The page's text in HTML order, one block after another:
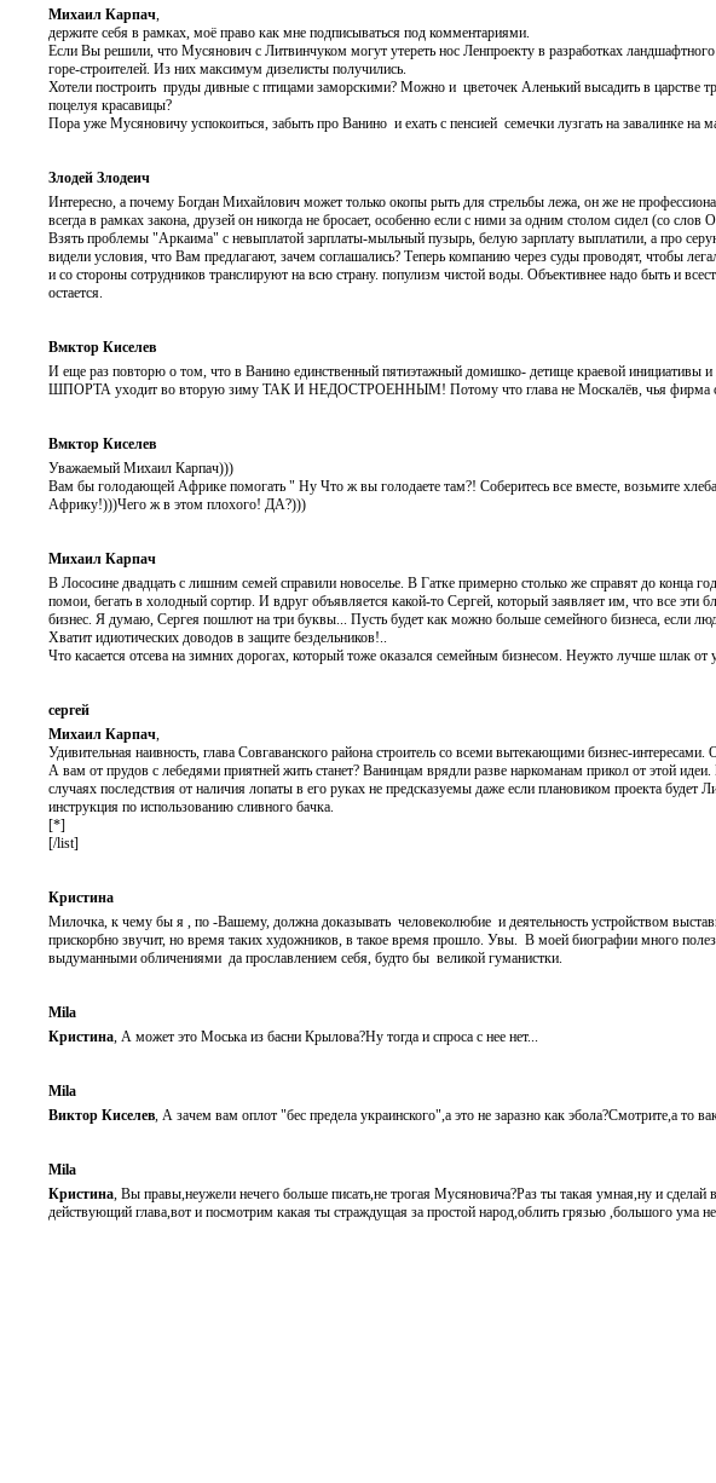
Михаил Карпач
держите себя в рамках, моё право как мне подписываться под комментариями.
Если Вы решили, что Мусянович с Литвинчуком могут утереть нос Ленпроекту в разработках
горе-строителей. Из них максимум дизелисты получились.
Хотели построить пруды дивные с птицами заморскими? Можно и цветочек Аленький высадить в
поцелуя красавицы?
Пора уже Мусяновичу успокоиться, забыть про Ванино и ехать с пенсией семечки лузгать на завалинке на
Злодей Злодеич
Интересно, а почему Богдан Михайлович может только окопы рыть для стрельбы лежа, он же не
всегда в рамках закона, друзей он никогда не бросает, особенно если с ними за одним столом сидел (со
Взять проблемы "Аркаима" с невыплатой зарплаты-мыльный пузырь, белую зарплату выплатили, а про
видели условия, что Вам предлагают, зачем соглашались? Теперь компанию через суды проводят, чтобы
и со стороны сотрудников транслируют на всю страну. популизм чистой воды. Объективнее надо быть и
остается.
Вмктор Киселев
И еще раз повторю о том, что в Ванино единственный пятиэтажный домишко- детище краевой инициативы и
ШПОРТА уходит во вторую зиму ТАК И НЕДОСТРОЕННЫМ! Потому что глава не Москалёв, чья фирма
Вмктор Киселев
Уважаемый Михаил Карпач)))
Вам бы голодающей Африке помогать " Ну Что ж вы голодаете там?! Соберитесь все вместе, возьмите
Африку!)))Чего ж в этом плохого! ДА?)))
Михаил Карпач
В Лососине двадцать с лишним семей справили новоселье. В Гатке примерно столько же справят до конца
помои, бегать в холодный сортир. И вдруг объявляется какой-то Сергей, который заявляет им, что все эти
бизнес. Я думаю, Сергея пошлют на три буквы... Пусть будет как можно больше семейного бизнеса, если
Хватит идиотических доводов в защите бездельников!..
Что касается отсева на зимних дорогах, который тоже оказался семейным бизнесом. Неужто лучше шлак от
сергей
Михаил Карпач
Удивительная наивность, глава Совгаванского района строитель со всеми вытекающими бизнес-
А вам от прудов с лебедями приятней жить станет? Ванинцам врядли разве наркоманам прикол от этой
случаях последствия от наличия лопаты в его руках не предсказуемы даже если плановиком проекта
инструкция по использованию сливного бачка.
[*]
[/list]
Кристина
Милочка, к чему бы я , по -Вашему, должна доказывать человеколюбие и деятельность устройством
прискорбно звучит, но время таких художников, в такое время прошло. Увы. В моей биографии много
выдуманными обличениями да прославлением себя, будто бы великой гуманистки.
Mila
Кристина , А может это Моська из басни Крылова?Ну тогда и спроса с нее нет...
Mila
Виктор Киселев , А зачем вам оплот "бес предела украинского",а это не заразно как эбола?Смотрите,а то
Mila
Кристина , Вы правы,неужели нечего больше писать,не трогая Мусяновича?Раз ты такая умная,ну и
действующий глава,вот и посмотрим какая ты страждущая за простой народ,облить грязью ,большого ума